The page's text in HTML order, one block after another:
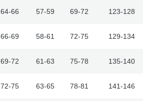
64-66 57-59 69-72 123-128
66-69 58-61 72-75 129-134
69-72 61-63 75-78 135-140
72-75 63-65 78-81 141-146